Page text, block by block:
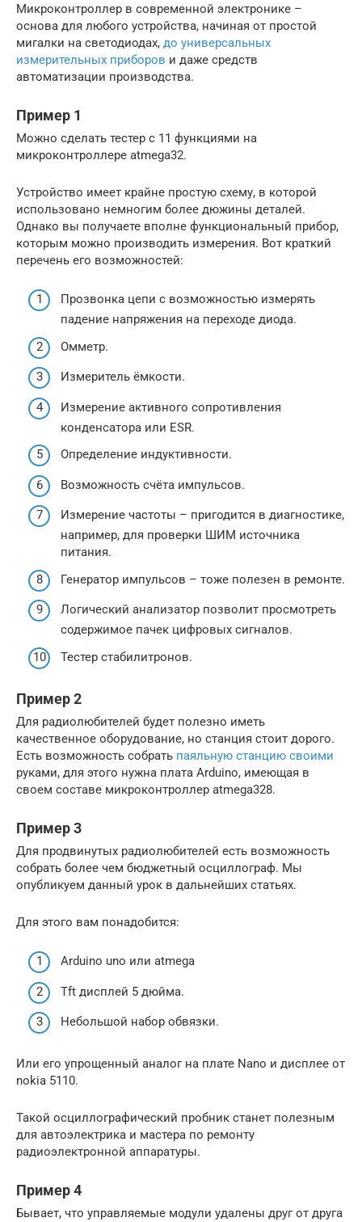
Микроконтроллер в современной электронике –
основа для любого устройства, начиная от простой
мигалки на светодиодах, до универсальных
измерительных приборов и даже средств
автоматизации производства.
Пример 1
Можно сделать тестер с 11 функциями на
микроконтроллере atmega32.
Устройство имеет крайне простую схему, в которой
использовано немногим более дюжины деталей.
Однако вы получаете вполне функциональный прибор,
которым можно производить измерения. Вот краткий
перечень его возможностей:
Прозвонка цепи с возможностью измерять
падение напряжения на переходе диода.
Омметр.
Измеритель ёмкости.
Измерение активного сопротивления
конденсатора или ESR.
Определение индуктивности.
Возможность счёта импульсов.
Измерение частоты – пригодится в диагностике,
например, для проверки ШИМ источника
питания.
Генератор импульсов – тоже полезен в ремонте.
Логический анализатор позволит просмотреть
содержимое пачек цифровых сигналов.
Тестер стабилитронов.
Пример 2
Для радиолюбителей будет полезно иметь
качественное оборудование, но станция стоит дорого.
Есть возможность собрать паяльную станцию своими
руками, для этого нужна плата Arduino, имеющая в
своем составе микроконтроллер atmega328.
Пример 3
Для продвинутых радиолюбителей есть возможность
собрать более чем бюджетный осциллограф. Мы
опубликуем данный урок в дальнейших статьях.
Для этого вам понадобится:
Arduino uno или atmega
Tft дисплей 5 дюйма.
Небольшой набор обвязки.
Или его упрощенный аналог на плате Nano и дисплее от
nokia 5110.
Такой осциллографический пробник станет полезным
для автоэлектрика и мастера по ремонту
радиоэлектронной аппаратуры.
Пример 4
Бывает, что управляемые модули удалены друг от друга